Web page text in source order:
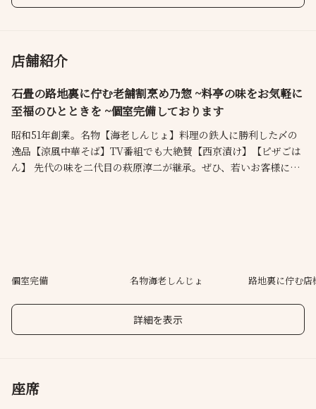
店舗紹介
石畳の路地裏に佇む老舗割烹め乃惣 ~料亭の味をお気軽に
至福のひとときを ~個室完備しております
昭和51年創業。名物【海老しんじょ】料理の鉄人に勝利した〆の
逸品【涼風中華そば】TV番組でも大絶賛【西京漬け】【ピザごは
ん】 先代の味を二代目の萩原淳二が継承。ぜひ、若いお客様にも
個室完備 名物海老しんじょ 路地裏に佇む店
詳細を表示
座席